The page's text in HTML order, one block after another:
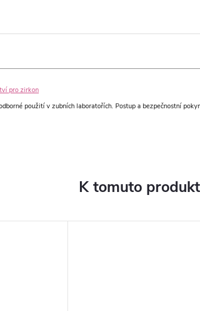
pro zirkon
použití v zubních laboratořích. Postup a bezpečnostní
K tomuto